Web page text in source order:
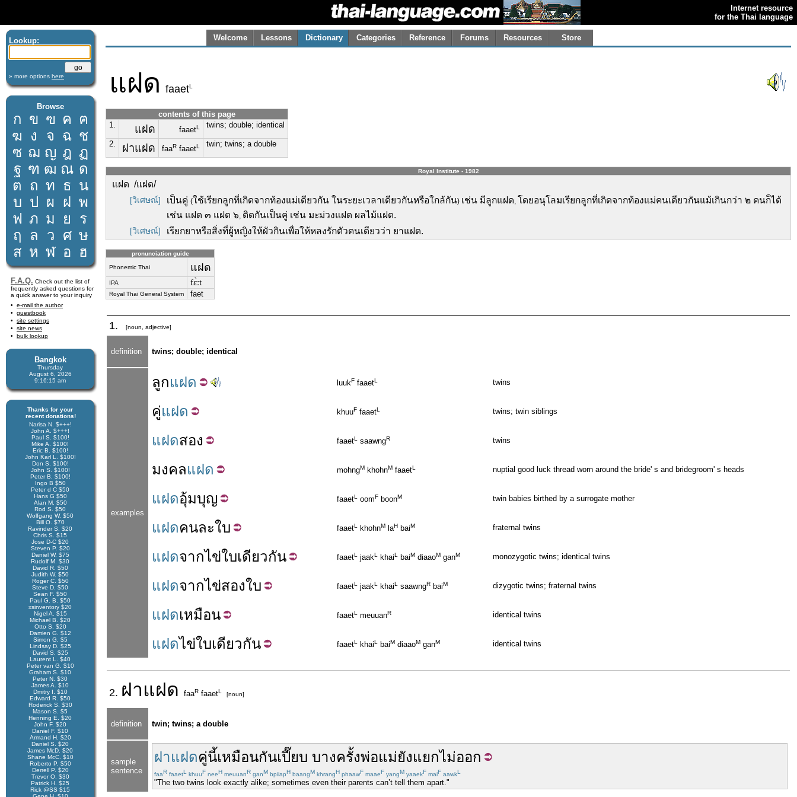
Internet resource
for the Thai language
Lookup:
» more options here
Browse
ก ข ฃ ค ฅ
ฆ ง จ ฉ ช
ซ ฌ ญ ฎ ฏ
ฐ ฑ ฒ ณ ด
ต ถ ท ธ น
บ ป ผ ฝ พ
ฟ ภ ม ย
ร
ฤ
ล ว ศ ษ
ส ห ฬ อ ฮ
F.A.Q. Check out the list of
frequently asked questions for
a quick answer to your inquiry
e-mail the author
guestbook
site settings
site news
bulk lookup
Bangkok
Thursday
August 6, 2026
9:16:15 am
Thanks for your
recent donations!
Narisa N. $+++!
John A. $+++!
Paul S. $100!
Mike A. $100!
Eric B. $100!
John Karl L. $100!
Don S. $100!
John S. $100!
Peter B. $100!
Ingo B $50
Peter d C $50
Hans G $50
Alan M. $50
Rod S. $50
Wolfgang W. $50
Bill O. $70
Ravinder S. $20
Chris S. $15
Jose D-C $20
Steven P. $20
Daniel W. $75
Rudolf M. $30
David R. $50
Judith W. $50
Roger C. $50
Steve D. $50
Sean F. $50
Paul G. B. $50
xsinventory $20
Nigel A. $15
Michael B. $20
Otto S. $20
Damien G. $12
Simon G. $5
Lindsay D. $25
David S. $25
Laurent L. $40
Peter van G. $10
Graham S. $10
Peter N. $30
James A. $10
Dmitry I. $10
Edward R. $50
Roderick S. $30
Mason S. $5
Henning E. $20
John F. $20
Daniel F. $10
Armand H. $20
Daniel S. $20
James McD. $20
Shane McC. $10
Roberto P. $50
Derrell P. $20
Trevor O. $30
Patrick H. $25
Rick @SS $15
Welcome Lessons Dictionary Categories Reference Forums Resources Store
แฝด faaetL
contents of this page
1.
แฝด faaetL twins; double; identical
2. ฝาแฝด faaR faaetL twin; twins; a double
Royal Institute - 1982
แฝด /แฝด/
[วิเศษณ์] เป็นคู่ (ใช้เรียกลูกที่เกิดจากท้องแม่เดียวกัน ในระยะเวลาเดียวกันหรือใกล้กัน) เช่น มีลูกแฝด, โดยอนุโลมเรียกลูกที่เกิดจากท้องแม่คนเดียวกันแม้เกินกว่า ๒ คนก็ได้
เช่น แฝด ๓ แฝด ๖, ติดกันเป็นคู่ เช่น มะม่วงแฝด ผลไม้แฝด.
[วิเศษณ์] เรียกยาหรือสิ่งที่ผู้หญิงให้ผัวกินเพื่อให้หลงรักตัวคนเดียวว่า ยาแฝด.
pronunciation guide
Phonemic Thai แฝด
IPA fɛ̀ːt
Royal Thai General System faet
1. [noun, adjective]
definition twins; double; identical
examples
ลูกแฝด luukF faaetL twins
คู่แฝด khuuF faaetL twins; twin siblings
แฝดสอง faaetL saawngR twins
มงคลแฝด mohngM khohnM faaetL nuptial good luck thread worn around the bride' s and bridegroom' s heads
แฝดอุ้มบุญ faaetL oomF boonM twin babies birthed by a surrogate mother
แฝดคนละใบ faaetL khohnM laH baiM fraternal twins
แฝดจากไข่ใบเดียวกัน faaetL jaakL khaiL baiM diaaoM ganM monozygotic twins; identical twins
แฝดจากไข่สองใบ faaetL jaakL khaiL saawngR baiM dizygotic twins; fraternal twins
แฝดเหมือน faaetL meuuanR identical twins
แฝดไข่ใบเดียวกัน faaetL khaiL baiM diaaoM ganM identical twins
2. ฝาแฝด faaR faaetL [noun]
definition twin; twins; a double
sample
sentence
ฝาแฝดคู่นี้เหมือนกันเปี๊ยบ บางครั้งพ่อแม่ยังแยกไม่ออก
faaR faaetL khuuF neeH meuuanR ganM bpiiapH baangM khrangH phaawF maaeF yangM yaaekF maiF aawkL
"The two twins look exactly alike; sometimes even their parents can’t tell them apart."